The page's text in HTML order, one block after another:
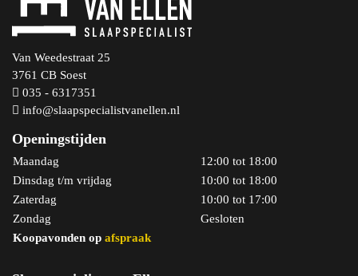
Bekijk product
Van Weedestraat 25
3761 CB Soest
035 - 6317351
info@slaapspecialistvanellen.nl
Openingstijden
Maandag
12:00 tot 18:00
Dinsdag t/m vrijdag
10:00 tot 18:00
Zaterdag
10:00 tot 17:00
Zondag
Gesloten
Koopavonden op afspraak